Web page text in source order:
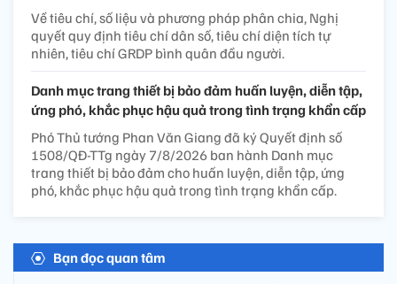
Về tiêu chí, số liệu và phương pháp phân chia, Nghị
quyết quy định tiêu chí dân số, tiêu chí diện tích tự
nhiên, tiêu chí GRDP bình quân đầu người.
Danh mục trang thiết bị bảo đảm huấn luyện, diễn tập,
ứng phó, khắc phục hậu quả trong tình trạng khẩn cấp
Phó Thủ tướng Phan Văn Giang đã ký Quyết định số
1508/QĐ-TTg ngày 7/8/2026 ban hành Danh mục
trang thiết bị bảo đảm cho huấn luyện, diễn tập, ứng
phó, khắc phục hậu quả trong tình trạng khẩn cấp.
Bạn đọc quan tâm